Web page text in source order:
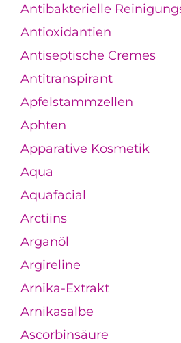
Antibakterielle
Antioxidantien
Antiseptische Cremes
Antitranspirant
Apfelstammzellen
Aphten
Apparative Kosmetik
Aqua
Aquafacial
Arctiins
Arganöl
Argireline
Arnika-Extrakt
Arnikasalbe
Ascorbinsäure